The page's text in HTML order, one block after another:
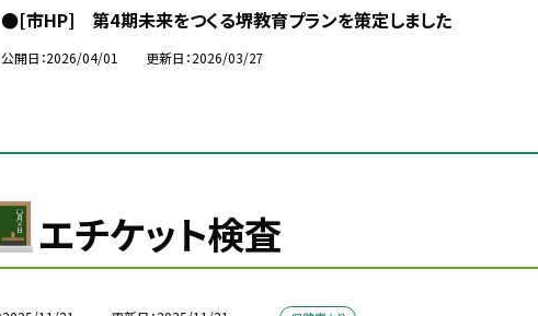
●[市HP] 第4期未来をつくる堺教育プランを策定しました
公開日 2026/04/01 更新日 2026/03/27
エチケット検査